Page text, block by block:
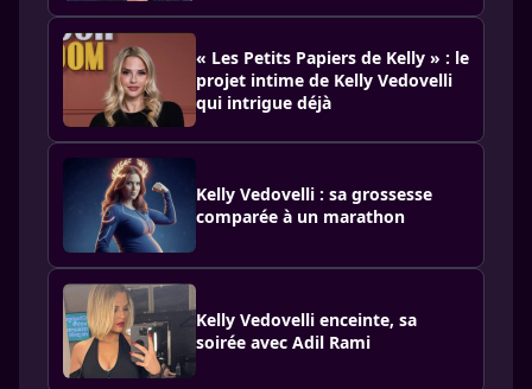
« Les Petits Papiers de Kelly » : le
projet intime de Kelly Vedovelli
qui intrigue déjà
Kelly Vedovelli : sa grossesse
comparée à un marathon
Kelly Vedovelli enceinte, sa
soirée avec Adil Rami